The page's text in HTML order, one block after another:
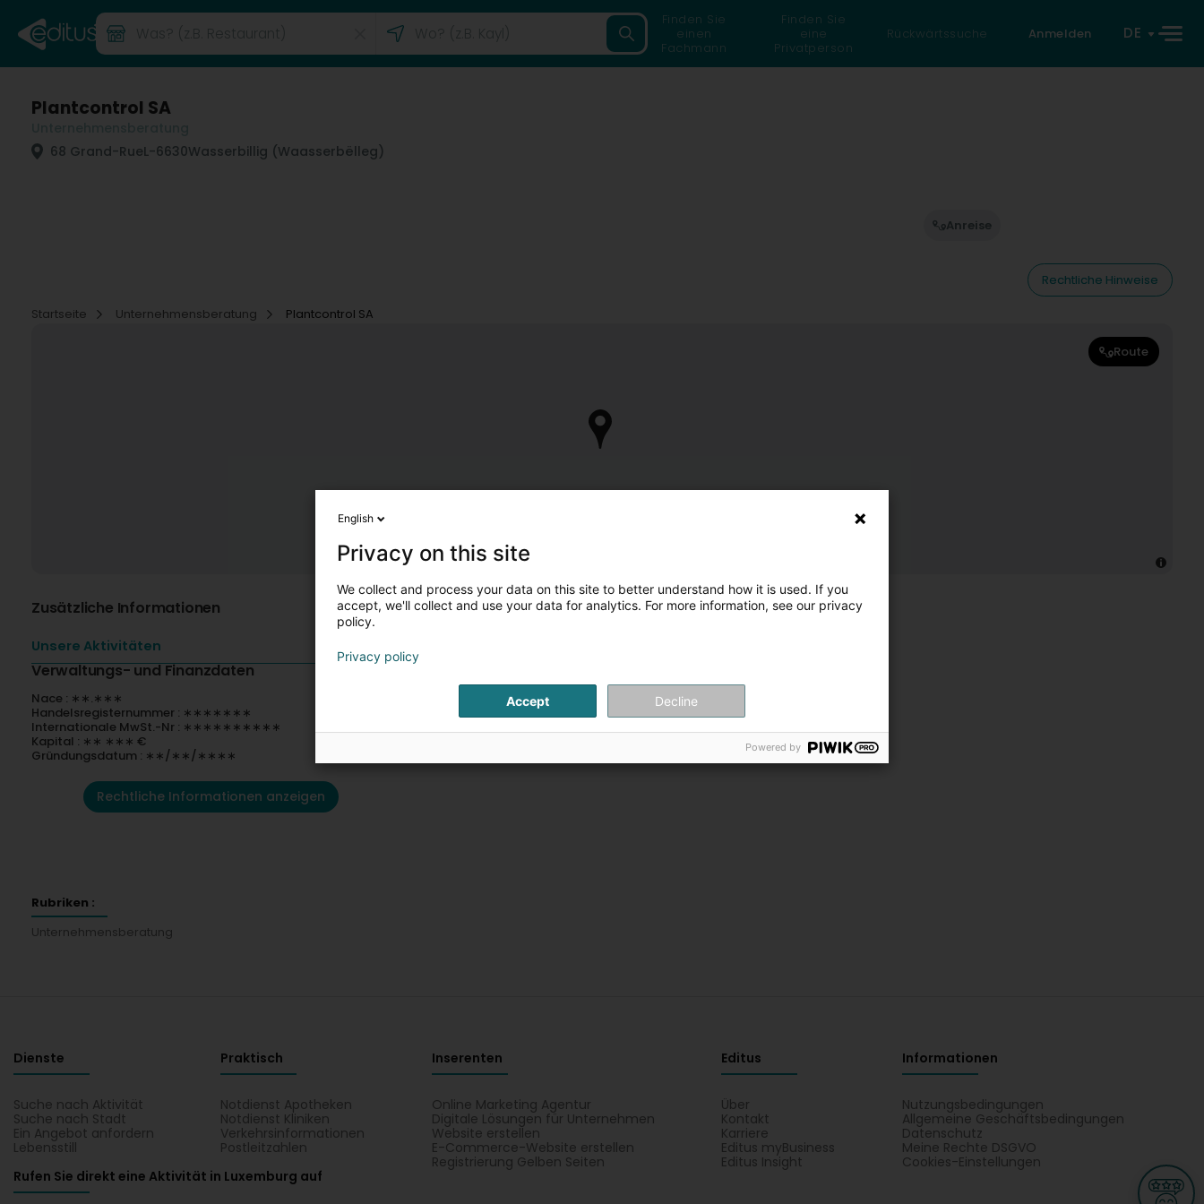
Finden Sie
einen
Fachmann
Finden Sie
eine
Privatperson
Rückwärtssuche Anmelden DE
Plantcontrol SA
68 Grand-RueL-6630Wasserbillig (Waasserbëlleg)
Anreise
Rechtliche Hinweise
Startseite
Unternehmensberatung Plantcontrol SA
Route
Zusätzliche Informationen
Unsere Aktivitäten
Verwaltungs- und Finanzdaten
Nace : ∗∗.∗∗∗
Handelsregisternummer : ∗∗∗∗∗∗∗
Internationale MwSt.-Nr : ∗∗∗∗∗∗∗∗∗∗
Kapital : ∗∗ ∗∗∗ €
Gründungsdatum : ∗∗/∗∗/∗∗∗∗
Rechtliche Informationen anzeigen
Rubriken :
Unternehmensberatung
Dienste
Suche nach Aktivität
Suche nach Stadt
Ein Angebot anfordern
Lebensstill
Praktisch
Notdienst Apotheken
Notdienst Kliniken
Verkehrsinformationen
Postleitzahlen
Inserenten
Online Marketing Agentur
Digitale Lösungen für Unternehmen
Website erstellen
E-Commerce-Website erstellen
Registrierung Gelben Seiten
Editus
Über
Kontakt
Karriere
Editus myBusiness
Editus Insight
Informationen
Nutzungsbedingungen
Allgemeine Geschäftsbedingungen
Datenschutz
Meine Rechte DSGVO
Cookies-Einstellungen
Rufen Sie direkt eine Aktivität in Luxemburg auf
English
Privacy on this site
We collect and process your data on this site to better understand how it is used. If you
accept, we'll collect and use your data for analytics. For more information, see our privacy
policy.
Privacy policy
Accept Decline
Powered by